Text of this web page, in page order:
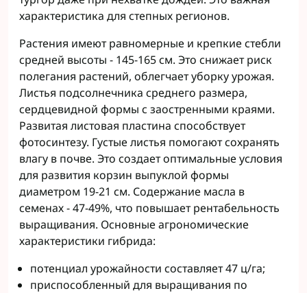
характеристика для степных регионов.
Растения имеют равномерные и крепкие стебли
средней высоты - 145-165 см. Это снижает риск
полегания растений, облегчает уборку урожая.
Листья подсолнечника среднего размера,
сердцевидной формы с заостренными краями.
Развитая листовая пластина способствует
фотосинтезу. Густые листья помогают сохранять
влагу в почве. Это создает оптимальные условия
для развития корзин выпуклой формы
диаметром 19-21 см. Содержание масла в
семенах - 47-49%, что повышает рентабельность
выращивания. Основные агрономические
характеристики гибрида:
потенциал урожайности составляет 47 ц/га;
приспособленный для выращивания по